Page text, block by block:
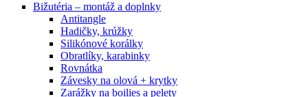
Bižutéria – montáž a doplnky
Antitangle
Hadičky, krúžky
Silikónové korálky
Obratlíky, karabinky
Rovnátka
Závesky na olová + krytky
Zarážky na boilies a pelety